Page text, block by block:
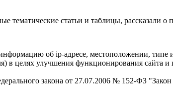
статьи и таблицы, рассказали о
об ip-адресе, местоположении,
в целях улучшения функционирования сайта и
закона от 27.07.2006 № 152-ФЗ